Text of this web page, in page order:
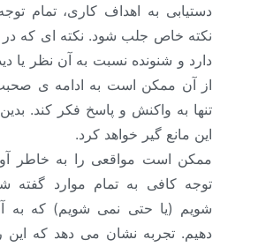
دستیابی به اهداف کاری، تمام
نکته خاص جلب شود. نکته ای که
دارد و شنونده نسبت به آن نظر یا
از آن ممکن است به ادامه ی
تنها به واکنش و پاسخ فکر کند.
این مانع گیر خواهد کرد.
ممکن است مواقعی را به خاطر
توجه کافی به تمام موارد گفته
شویم (یا حتی نمی شویم) که به
دهیم. تجربه نشان می دهد که این